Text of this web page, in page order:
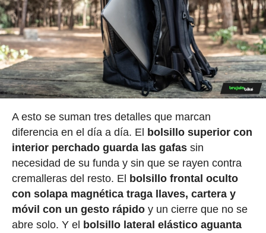
A esto se suman tres detalles que marcan
diferencia en el día a día. El bolsillo superior con
interior perchado guarda las gafassin
necesidad de su funda y sin que se rayen contra
cremalleras del resto. El bolsillo frontal oculto
con solapa magnética traga llaves, cartera y
móvil con un gesto rápidoy un cierre que no se
abre solo. Y el bolsillo lateral elástico aguanta